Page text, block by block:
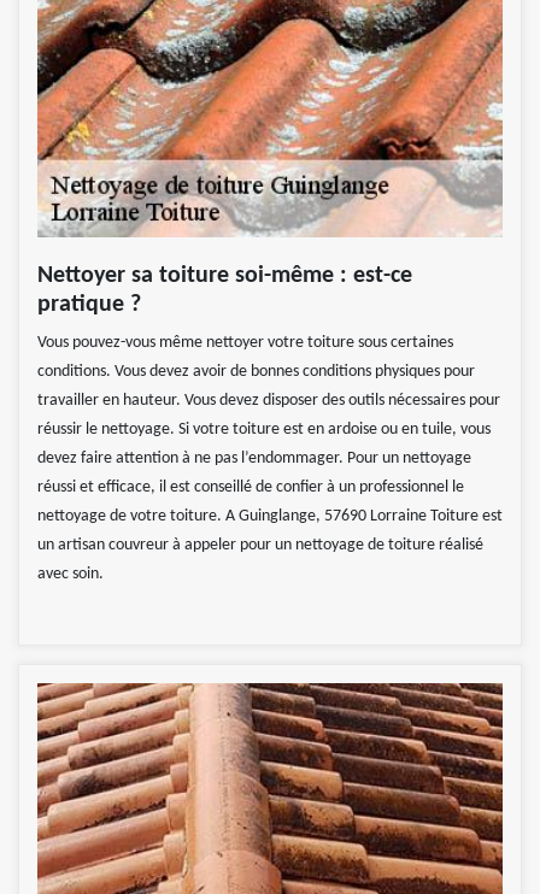
Nettoyer sa toiture soi-même : est-ce
pratique ?
Vous pouvez-vous même nettoyer votre toiture sous certaines
conditions. Vous devez avoir de bonnes conditions physiques pour
travailler en hauteur. Vous devez disposer des outils nécessaires pour
réussir le nettoyage. Si votre toiture est en ardoise ou en tuile, vous
devez faire attention à ne pas l’endommager. Pour un nettoyage
réussi et efficace, il est conseillé de confier à un professionnel le
nettoyage de votre toiture. A Guinglange, 57690 Lorraine Toiture est
un artisan couvreur à appeler pour un nettoyage de toiture réalisé
avec soin.